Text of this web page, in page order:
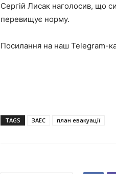
Сергій Лисак наголосив, що
перевищує норму.
Посилання на наш Telegram-
TAGS ЗАЕС план евакуації